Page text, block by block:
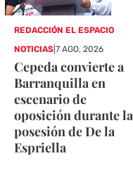
REDACCIÓN EL ESPACIO
NOTICIAS |7 AGO, 2026
Cepeda convierte a
Barranquilla en
escenario de
oposición durante la
posesión de De la
Espriella